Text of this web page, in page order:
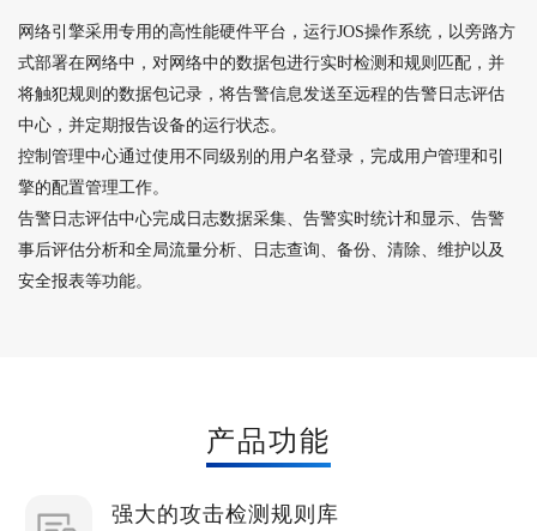
网络引擎采用专用的高性能硬件平台，运行JOS操作系统，以旁路方
式部署在网络中，对网络中的数据包进行实时检测和规则匹配，并
将触犯规则的数据包记录，将告警信息发送至远程的告警日志评估
中心，并定期报告设备的运行状态。
控制管理中心通过使用不同级别的用户名登录，完成用户管理和引
擎的配置管理工作。
告警日志评估中心完成日志数据采集、告警实时统计和显示、告警
事后评估分析和全局流量分析、日志查询、备份、清除、维护以及
安全报表等功能。
产品功能
强大的攻击检测规则库